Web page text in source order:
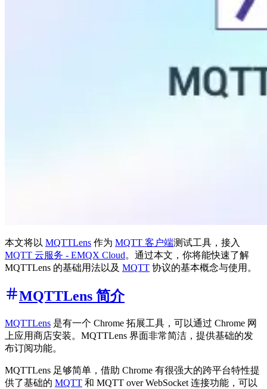
本文将以 MQTTLens 作为 MQTT 客户端测试工具，接入
MQTT 云服务 - EMQX Cloud。通过本文，你将能快速了解
MQTTLens 的基础用法以及 MQTT 协议的基本概念与使用。
MQTTLens 简介
MQTTLens 是有一个 Chrome 拓展工具，可以通过 Chrome 网
上应用商店安装。MQTTLens 界面非常简洁，提供基础的发
布订阅功能。
MQTTLens 足够简单，借助 Chrome 有很强大的跨平台特性提
供了基础的 MQTT 和 MQTT over WebSocket 连接功能，可以